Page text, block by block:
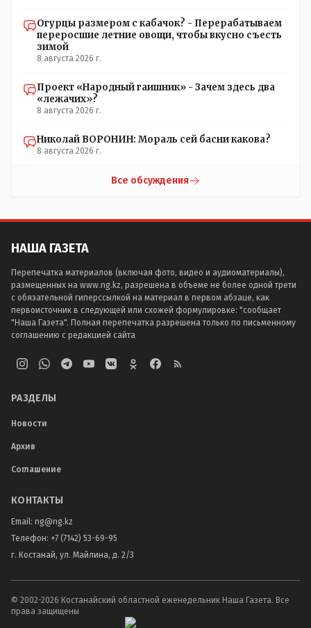
Огурцы размером с кабачок? - Перерабатываем
переросшие летние овощи, чтобы вкусно съесть
зимой
8 августа 2026 г.
Проект «Народный гаишник» - Зачем здесь два
«лежачих»?
8 августа 2026 г.
Николай ВОРОНИН: Мораль сей басни какова?
8 августа 2026 г.
Все обсуждения
НАША ГАЗЕТА
Перепечатка материалов (включая фото, видео и аудиоматериалы),
размещенных на www.ng.kz, разрешена в объеме не более одной трети
с обязательной гиперссылкой на материал в первом абзаце, как
первоисточник в следующей или схожей формулировке: "сообщает
"Наша Газета". Полная перепечатка разрешена только по письменному
соглашению с редакцией сайта
РАЗДЕЛЫ
Новости
Архив
Соглашение
КОНТАКТЫ
Email: ng@ng.kz
Телефон: +7 (7142) 53-69-95
г. Костанай, ул. Майлина, д. 2/3
© 2002-2026 Костанайский областной еженедельник Наша Газета. Все
права защищены